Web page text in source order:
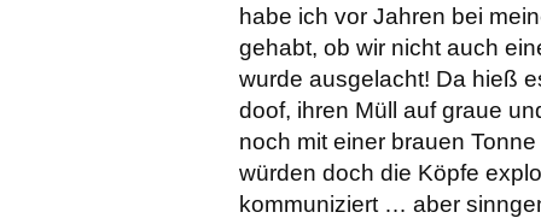
habe ich vor Jahren bei
gehabt, ob wir nicht auch
wurde ausgelacht! Da hieß
doof, ihren Müll auf graue
noch mit einer brauen
würden doch die Köpfe
kommuniziert … aber